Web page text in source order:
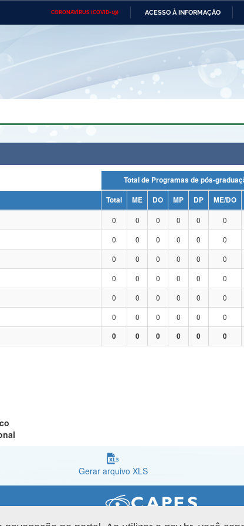
CORONAVÍRUS (COVID-19) ACESSO À INFORMAÇÃO
Ministério das Relações
Ministério do Desenvolvimento
Regional e
Advocacia-Geral da União Banco Central do Brasil
Total de Programas de pós-
Total ME DO MP DP ME/DO
0 0 0 0 0 0
0 0 0 0 0 0
0 0 0 0 0 0
0 0 0 0 0 0
0 0 0 0 0 0
0 0 0 0 0 0
0 0 0 0 0 0
Gerar arquivo XLS